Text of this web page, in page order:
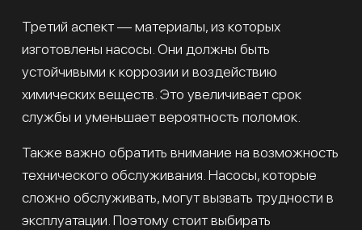
Третий аспект — материалы, из которых
изготовлены насосы. Они должны быть
устойчивыми к коррозии и воздействию
химических веществ. Это увеличивает срок
службы и уменьшает вероятность поломок.
Также важно обратить внимание на возможность
технического обслуживания. Насосы, которые
сложно обслуживать, могут вызвать трудности в
эксплуатации. Поэтому стоит выбирать